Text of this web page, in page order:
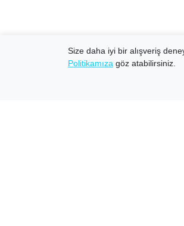
Size daha iyi bir alışveriş
Politikamıza göz atabilirsiniz.